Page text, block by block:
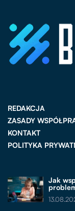
REDAKCJA
ZASADY
KONTAKT
POLITYKA
Jak